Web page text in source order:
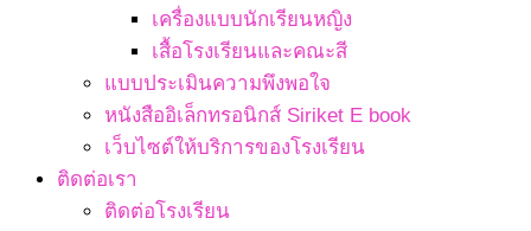
เครื่องแบบนักเรียนหญิง
เสื้อโรงเรียนและคณะสี
แบบประเมินความพึงพอใจ
หนังสืออิเล็กทรอนิกส์ Siriket E book
เว็บไซต์ให้บริการของโรงเรียน
ติดต่อเรา
ติดต่อโรงเรียน